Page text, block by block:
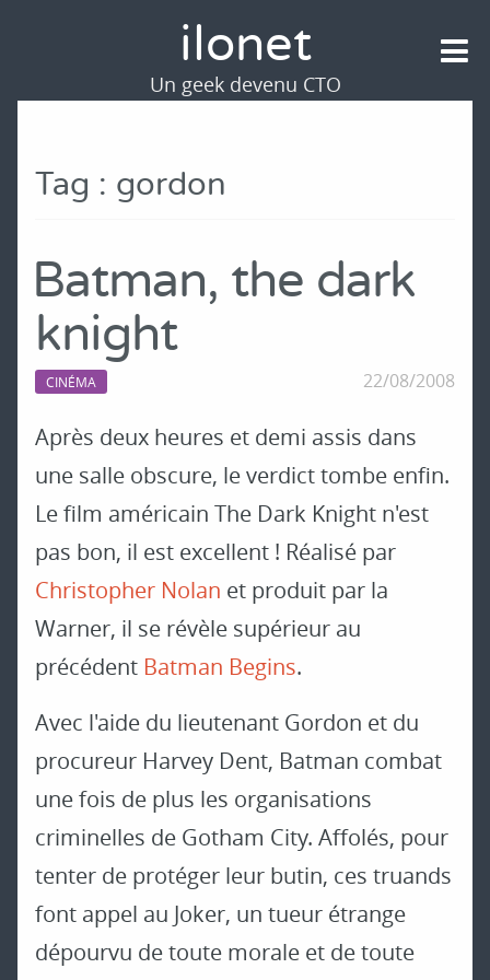
Tag : gordon
Batman, the dark
knight
CINÉMA 22/08/2008
Après deux heures et demi assis dans
une salle obscure, le verdict tombe enfin.
Le film américain The Dark Knight n'est
pas bon, il est excellent ! Réalisé par
Christopher Nolan et produit par la
Warner, il se révèle supérieur au
précédent Batman Begins.
Avec l'aide du lieutenant Gordon et du
procureur Harvey Dent, Batman combat
une fois de plus les organisations
criminelles de Gotham City. Affolés, pour
tenter de protéger leur butin, ces truands
font appel au Joker, un tueur étrange
dépourvu de toute morale et de toute
ilonet
Un geek devenu CTO